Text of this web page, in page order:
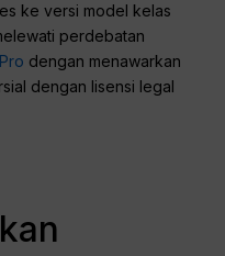
ke versi model kelas
perdebatan
dengan menawarkan
dengan lisensi legal